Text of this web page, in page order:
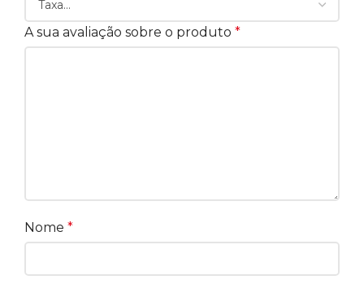
A sua avaliação sobre o produto *
Nome *